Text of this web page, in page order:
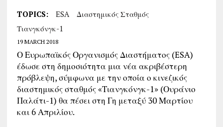
TOPICS: ESA
Διαστημικός Σταθμός
Τιανγκόνγκ-1
19 MARCH 2018
Ο Ευρωπαϊκός Οργανισμός Διαστήματος (ESA)
έδωσε στη δημοσιότητα μια νέα ακριβέστερη
πρόβλεψη, σύμφωνα με την οποία ο κινεζικός
διαστημικός σταθμός «Τιανγκόνγκ-1» (Ουράνιο
Παλάτι-1) θα πέσει στη Γη μεταξύ 30 Μαρτίου
και 6 Απριλίου.